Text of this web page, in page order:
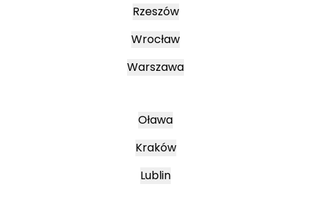
Rzeszów
Wrocław
Warszawa
Oława
Kraków
Lublin